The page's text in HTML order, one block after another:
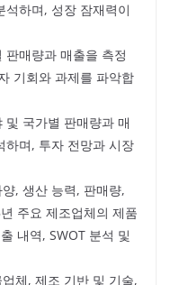
하며, 성장 잠재력이
매량과 매출을 측정
기회와 과제를 파악합
국가별 판매량과 매
하며, 투자 전망과 시장
, 생산 능력, 판매량,
주요 제조업체의 제품
내역, SWOT 분석 및
체, 제조 기반 및 기술,